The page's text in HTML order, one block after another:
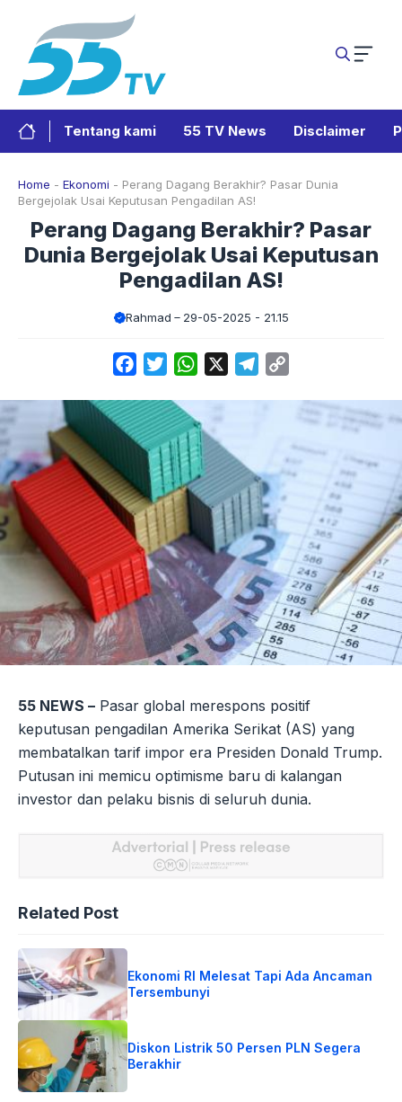
Tentang kami 55 TV News Disclaimer
Home - Ekonomi - Perang Dagang Berakhir? Pasar Dunia
Bergejolak Usai Keputusan Pengadilan AS!
Perang Dagang Berakhir? Pasar
Dunia Bergejolak Usai Keputusan
Pengadilan AS!
Rahmad 29-05-2025 - 21.15
FacebookTwitterWhatsApp Telegram
55 NEWS – Pasar global merespons positif
keputusan pengadilan Amerika Serikat (AS) yang
membatalkan tarif impor era Presiden Donald Trump.
Putusan ini memicu optimisme baru di kalangan
investor dan pelaku bisnis di seluruh dunia.
Related Post
Ekonomi RI Melesat Tapi Ada Ancaman
Tersembunyi
Diskon Listrik 50 Persen PLN Segera
Berakhir